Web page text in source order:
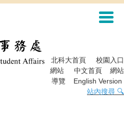
北科大首頁
校園入口
網站
中文首頁
網站
導覽
English Version
站內搜尋 🔍